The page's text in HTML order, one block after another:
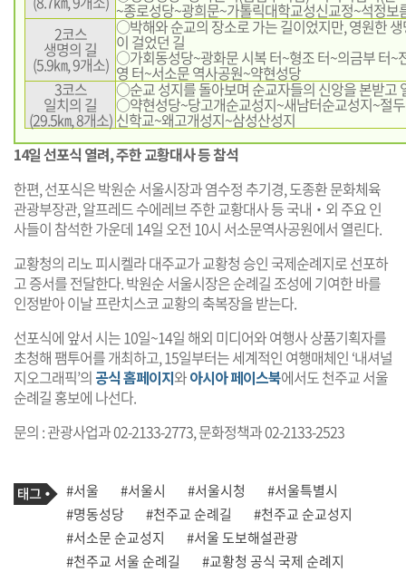
~종로성당~광희문~가톨릭대학교성신교정~석정보
2코스
생명의 길
(5.9㎞, 9개소)
○박해와 순교의 장소로 가는 길이었지만, 영원한
이 걸었던 길
○가회동성당~광화문 시복 터~형조 터~의금부 터~
영 터~서소문 역사공원~약현성당
3코스
일치의 길
(29.5㎞, 8개소)
○순교 성지를 돌아보며 순교자들의 신앙을 본받고
○약현성당~당고개순교성지~새남터순교성지~절
신학교~왜고개성지~삼성산성지
14일 선포식 열려, 주한 교황대사 등 참석
한편, 선포식은 박원순 서울시장과 염수정 추기경, 도종환 문화체육
관광부장관, 알프레드 수에레브 주한 교황대사 등 국내‧외 주요 인
사들이 참석한 가운데 14일 오전 10시 서소문역사공원에서 열린다.
교황청의 리노 피시켈라 대주교가 교황청 승인 국제순례지로 선포하
고 증서를 전달한다. 박원순 서울시장은 순례길 조성에 기여한 바를
인정받아 이날 프란치스코 교황의 축복장을 받는다.
선포식에 앞서 시는 10일~14일 해외 미디어와 여행사 상품기획자를
초청해 팸투어를 개최하고, 15일부터는 세계적인 여행매체인 ‘내셔널
지오그래픽’의 공식 홈페이지와아시아 페이스북에서도 천주교 서울
순례길 홍보에 나선다.
문의 : 관광사업과 02-2133-2773, 문화정책과 02-2133-2523
기
사
관
련
태
그
태
그
#서울 #서울시 #서울시청
#서울특별시
#명동성당
#천주교 순례길
#천주교 순교성지
#서소문 순교성지
#서울 도보해설관광
#천주교 서울 순례길
#교황청 공식 국제 순례지